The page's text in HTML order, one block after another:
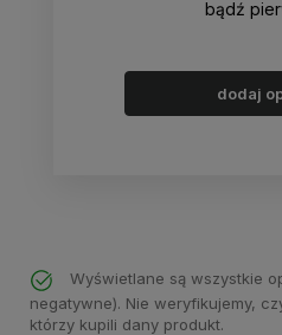
bądź
dodaj
Wyświetlane są wszystkie
negatywne). Nie weryfikujemy,
którzy kupili dany produkt.